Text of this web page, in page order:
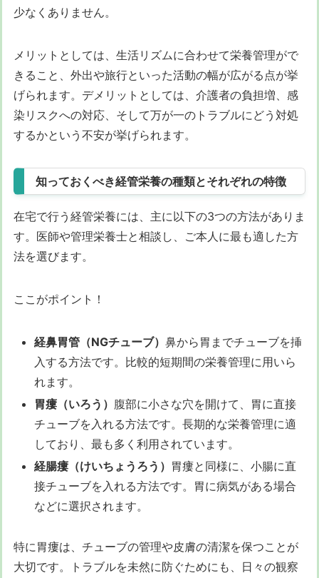
少なくありません。
メリットとしては、生活リズムに合わせて栄養管理がで
きること、外出や旅行といった活動の幅が広がる点が挙
げられます。デメリットとしては、介護者の負担増、感
染リスクへの対応、そして万が一のトラブルにどう対処
するかという不安が挙げられます。
知っておくべき経管栄養の種類とそれぞれの特徴
在宅で行う経管栄養には、主に以下の3つの方法がありま
す。医師や管理栄養士と相談し、ご本人に最も適した方
法を選びます。
ここがポイント！
経鼻胃管（NGチューブ）鼻から胃までチューブを挿
入する方法です。比較的短期間の栄養管理に用いら
れます。
胃瘻（いろう） 腹部に小さな穴を開けて、胃に直接
チューブを入れる方法です。長期的な栄養管理に適
しており、最も多く利用されています。
経腸瘻（けいちょうろう） 胃瘻と同様に、小腸に直
接チューブを入れる方法です。胃に病気がある場合
などに選択されます。
特に胃瘻は、チューブの管理や皮膚の清潔を保つことが
大切です。トラブルを未然に防ぐためにも、日々の観察